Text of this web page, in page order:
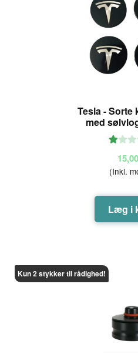
Tesla - Sorte
med
de
15,00
(Inkl.
Læg i
Kun 2 stykker til rådighed!